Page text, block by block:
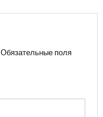
Обязательные поля